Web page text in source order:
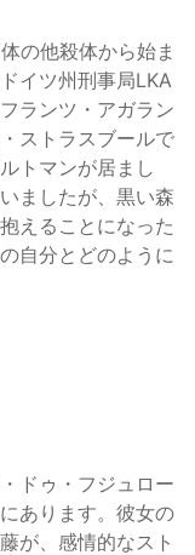
の他殺体から始ま
イツ州刑事局LKA
ランツ・アガラン
ストラスブールで
トマンが居まし
ましたが、黒い森
えることになった
自分とどのように
ドゥ・フジュロー
あります。彼女の
が、感情的なスト